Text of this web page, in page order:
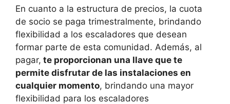
En cuanto a la estructura de precios, la cuota
de socio se paga trimestralmente, brindando
flexibilidad a los escaladores que desean
formar parte de esta comunidad. Además, al
pagar, te proporcionan una llave que te
permite disfrutar de las instalaciones en
cualquier momento, brindando una mayor
flexibilidad para los escaladores